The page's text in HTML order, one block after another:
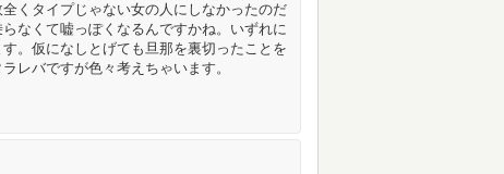
くタイプじゃない女の人にしなかったのだ
なくて嘘っぽくなるんですかね。いずれに
。仮になしとげても旦那を裏切ったことを
レバですが色々考えちゃいます。